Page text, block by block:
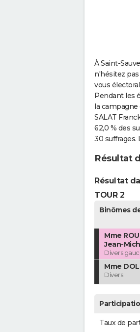
À Saint-
n'hésitez
vous
Pendant les
la campagne
SALAT
62,0 % des
30 suffrages.
Résultat
Résultat
TOUR 2
Binômes
Mme
Jean-
Divers
Mme
Divers
Taux de